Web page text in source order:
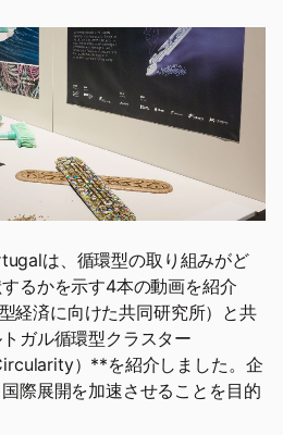
は、循環型の取り組みがど
るかを示す4本の動画を紹介
経済に向けた共同研究所）と共
ガル循環型クラスター
）**を紹介しました。企
際展開を加速させることを目的